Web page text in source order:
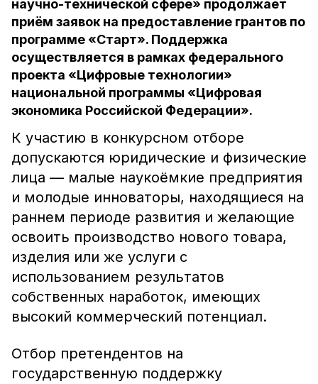
научно-технической сфере» продолжает
приём заявок на предоставление грантов по
программе «Старт». Поддержка
осуществляется в рамках федерального
проекта «Цифровые технологии»
национальной программы «Цифровая
экономика Российской Федерации».
К участию в конкурсном отборе
допускаются юридические и физические
лица — малые наукоёмкие предприятия
и молодые инноваторы, находящиеся на
раннем периоде развития и желающие
освоить производство нового товара,
изделия или же услуги с
использованием результатов
собственных наработок, имеющих
высокий коммерческий потенциал.
Отбор претендентов на
государственную поддержку